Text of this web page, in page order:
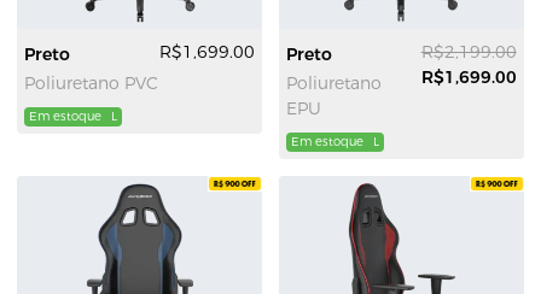
Preto
Poliuretano PVC
R$1,699.00
Em estoque L
Preto
Poliuretano
EPU
R$2,199.00
R$1,699.00
Em estoque L